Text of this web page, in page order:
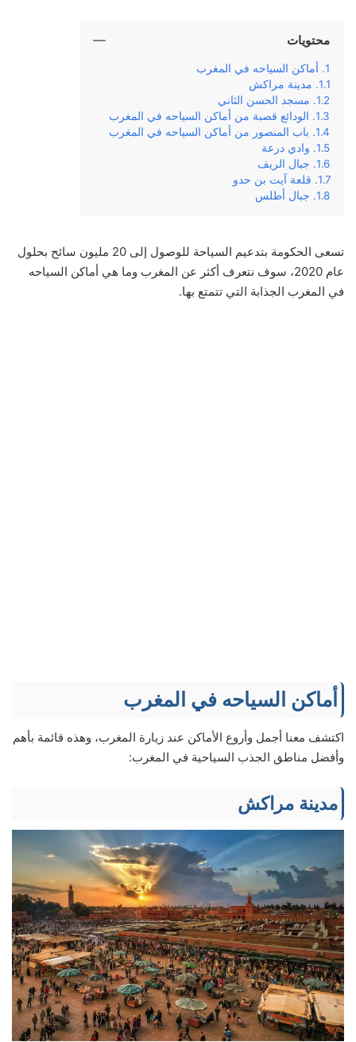
محتويات
أماكن السياحه في المغرب
مدينة مراكش
مسجد الحسن الثاني
الودائع قصبة من أماكن السياحه في المغرب
باب المنصور من أماكن السياحه في المغرب
وادي درعة
جبال الريف
قلعة آيت بن حدو
جبال أطلس
تسعى الحكومة بتدعيم السياحة للوصول إلى 20 مليون سائح بحلول
عام 2020، سوف نتعرف أكثر عن المغرب وما هي أماكن السياحه
في المغرب الجذابة التي تتمتع بها.
أماكن السياحه في المغرب
اكتشف معنا أجمل وأروع الأماكن عند زيارة المغرب، وهذه قائمة بأهم
وأفضل مناطق الجذب السياحية في المغرب:
مدينة مراكش